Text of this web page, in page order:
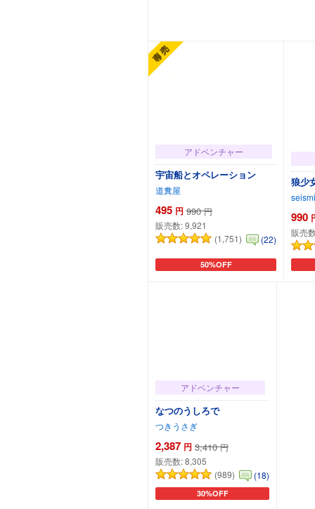
アドベンチャー
宇宙船とオペレーション
道糞屋
495 円 990 円
販売数:9,921
(1,751)
(22)
50%OFF
カートに追加
狼少
990
販売
アドベンチャー
なつのうしろで
つきうさぎ
2,387 円 3,410 円
販売数:8,305
(989)
(18)
30%OFF
カートに追加